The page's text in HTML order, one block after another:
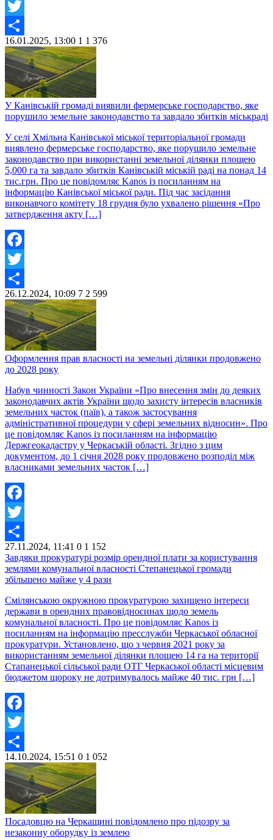
Facebook
Twitter
Share
16.01.2025, 13:00 1 1 376
У Канівській громаді виявили фермерське господарство, яке
порушило земельне законодавство та завдало збитків міськраді
У селі Хмільна Канівської міської територіальної громади
виявлено фермерське господарство, яке порушило земельне
законодавство при використанні земельної ділянки площею
5,000 га та завдало збитків Канівській міській раді на понад 14
тис.грн. Про це повідомляє Kanos із посиланням на
інформацію Канівської міської ради. Під час засідання
виконавчого комітету 18 грудня було ухвалено рішення «Про
затвердження акту […]
Facebook
Twitter
Share
26.12.2024, 10:09 7 2 599
Оформлення прав власності на земельні ділянки продовжено
до 2028 року
Набув чинності Закон України «Про внесення змін до деяких
законодавчих актів України щодо захисту інтересів власників
земельних часток (паїв), а також застосування
адміністративної процедури у сфері земельних відносин». Про
це повідомляє Kanos із посиланням на інформацію
Держгеокадастру у Черкаській області. Згідно з цим
документом, до 1 січня 2028 року продовжено розподіл між
власниками земельних часток […]
Facebook
Twitter
Share
27.11.2024, 11:41 0 1 152
Завдяки прокуратурі розмір орендної плати за користування
землями комунальної власності Степанецької громади
збільшено майже у 4 рази
Смілянською окружною прокуратурою захищено інтереси
держави в орендних правовідносинах щодо земель
комунальної власності. Про це повідомляє Kanos із
посиланням на інформацію пресслужби Черкаської обласної
прокуратури. Установлено, що з червня 2021 року за
використанням земельної ділянки площею 14 га на території
Стапанецької сільської ради ОТГ Черкаської області місцевим
бюджетом щороку не дотримувалось майже 40 тис. грн […]
Facebook
Twitter
Share
14.10.2024, 15:51 0 1 052
Посадовцю на Черкащині повідомлено про підозру за
незаконну оборудку із землею